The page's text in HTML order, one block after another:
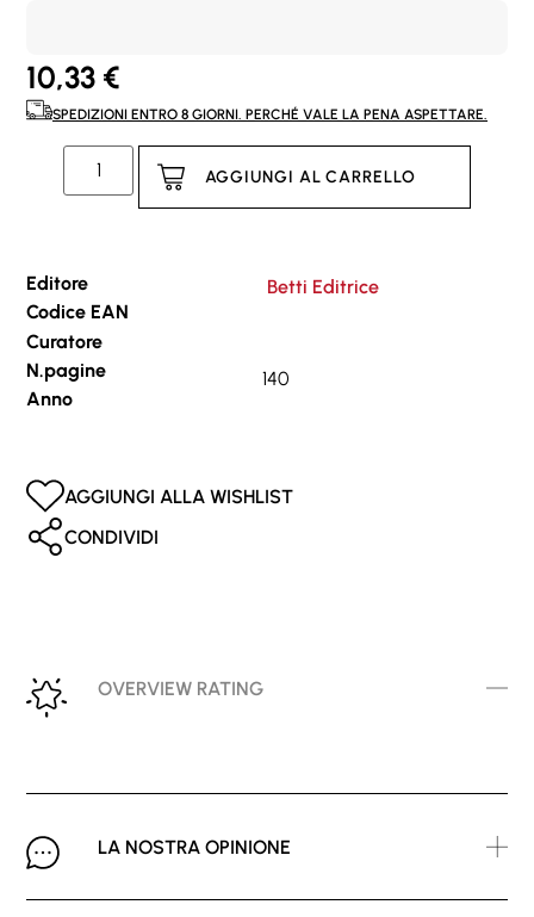
10,33 €
SPEDIZIONI ENTRO 8 GIORNI. PERCHÉ VALE LA PENA ASPETTARE.
AGGIUNGI AL CARRELLO
Editore
Betti Editrice
Codice EAN
Curatore
N.pagine
140
Anno
AGGIUNGI ALLA WISHLIST
CONDIVIDI
OVERVIEW RATING
LA NOSTRA OPINIONE